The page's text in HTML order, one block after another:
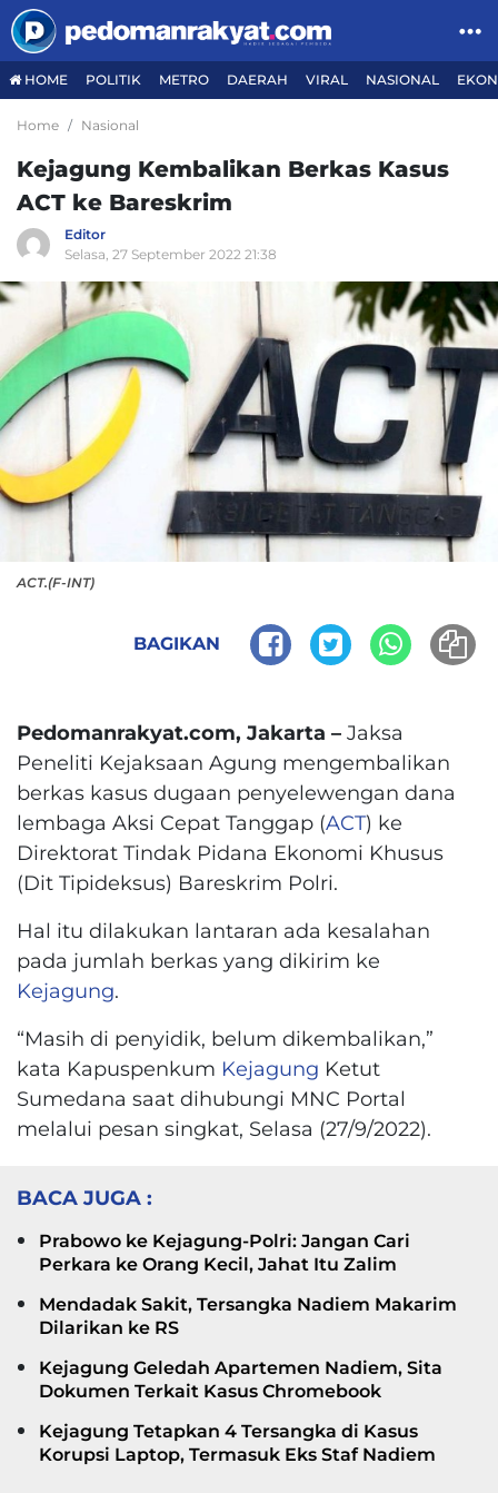
HOME POLITIK METRO DAERAH VIRAL NASIONAL
Home Nasional
Kejagung Kembalikan Berkas Kasus
ACT ke Bareskrim
Editor
Selasa, 27 September 2022 21:38
ACT.(F-INT)
BAGIKAN
Pedomanrakyat.com, Jakarta – Jaksa
Peneliti Kejaksaan Agung mengembalikan
berkas kasus dugaan penyelewengan dana
lembaga Aksi Cepat Tanggap (ACT) ke
Direktorat Tindak Pidana Ekonomi Khusus
(Dit Tipideksus) Bareskrim Polri.
Hal itu dilakukan lantaran ada kesalahan
pada jumlah berkas yang dikirim ke
Kejagung.
“Masih di penyidik, belum dikembalikan,”
kata Kapuspenkum Kejagung Ketut
Sumedana saat dihubungi MNC Portal
melalui pesan singkat, Selasa (27/9/2022).
BACA JUGA :
Prabowo ke Kejagung-Polri: Jangan Cari
Perkara ke Orang Kecil, Jahat Itu Zalim
Mendadak Sakit, Tersangka Nadiem Makarim
Dilarikan ke RS
Kejagung Geledah Apartemen Nadiem, Sita
Dokumen Terkait Kasus Chromebook
Kejagung Tetapkan 4 Tersangka di Kasus
Korupsi Laptop, Termasuk Eks Staf Nadiem